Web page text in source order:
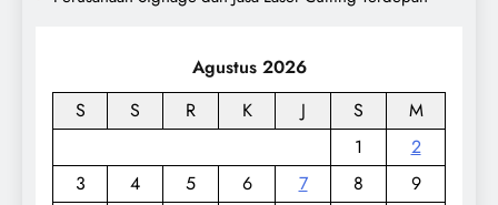
Agustus 2026
S
S R K J S
M
1
2
3
4 5 6 7 8
9